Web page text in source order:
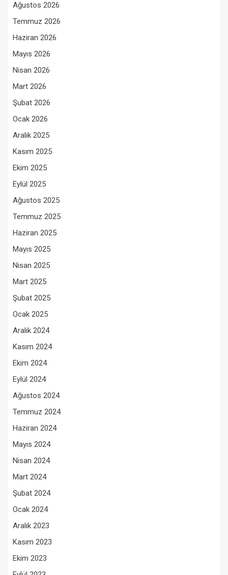
Ağustos 2026
Temmuz 2026
Haziran 2026
Mayıs 2026
Nisan 2026
Mart 2026
Şubat 2026
Ocak 2026
Aralık 2025
Kasım 2025
Ekim 2025
Eylül 2025
Ağustos 2025
Temmuz 2025
Haziran 2025
Mayıs 2025
Nisan 2025
Mart 2025
Şubat 2025
Ocak 2025
Aralık 2024
Kasım 2024
Ekim 2024
Eylül 2024
Ağustos 2024
Temmuz 2024
Haziran 2024
Mayıs 2024
Nisan 2024
Mart 2024
Şubat 2024
Ocak 2024
Aralık 2023
Kasım 2023
Ekim 2023